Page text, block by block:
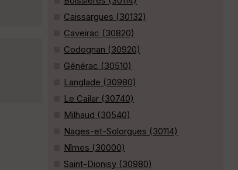
Caissargues (30132)
Caveirac (30820)
Codognan (30920)
Générac (30510)
Langlade (30980)
Le Cailar (30740)
Milhaud (30540)
Nages-et-Solorgues (30114)
Nîmes (30000)
Saint-Dionisy (30980)